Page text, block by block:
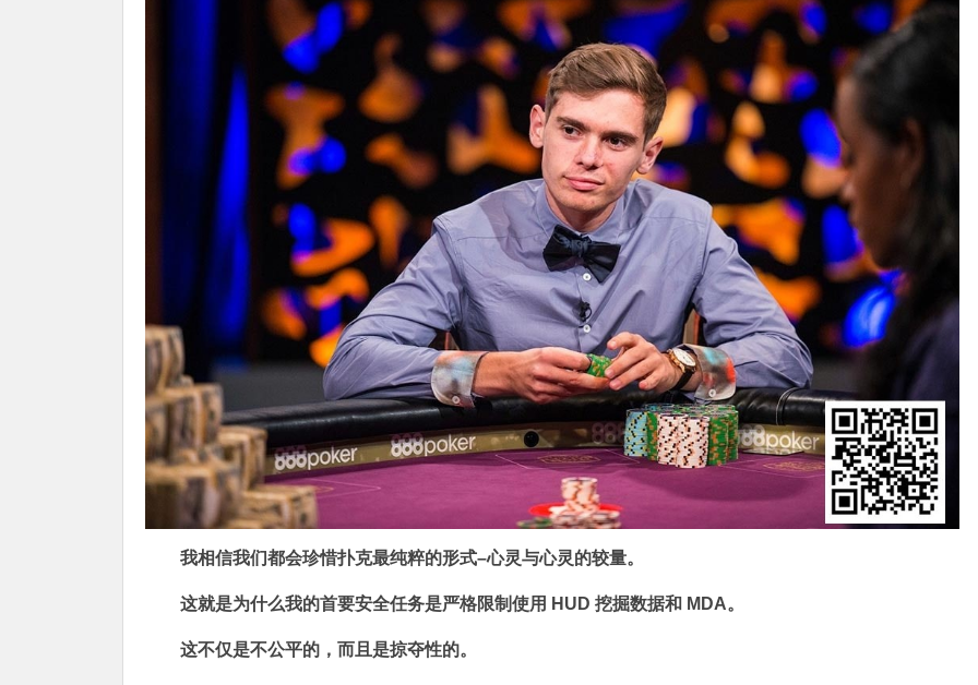
我相信我们都会珍惜扑克最纯粹的形式–心灵与心灵的较量。
这就是为什么我的首要安全任务是严格限制使用 HUD 挖掘数据和 MDA。
这不仅是不公平的，而且是掠夺性的。